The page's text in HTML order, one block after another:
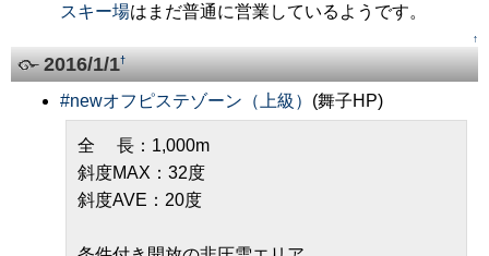
スキー場はまだ普通に営業しているようです。
↑
2016/1/1†
#newオフピステゾーン（上級） (舞子HP)
全 長：1,000m
斜度MAX：32度
斜度AVE：20度